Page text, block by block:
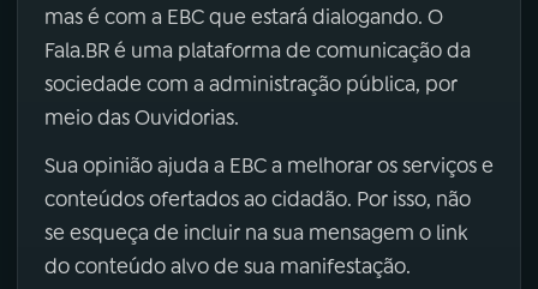
mas é com a EBC que estará dialogando. O
Fala.BR é uma plataforma de comunicação da
sociedade com a administração pública, por
meio das Ouvidorias.
Sua opinião ajuda a EBC a melhorar os serviços e
conteúdos ofertados ao cidadão. Por isso, não
se esqueça de incluir na sua mensagem o link
do conteúdo alvo de sua manifestação.